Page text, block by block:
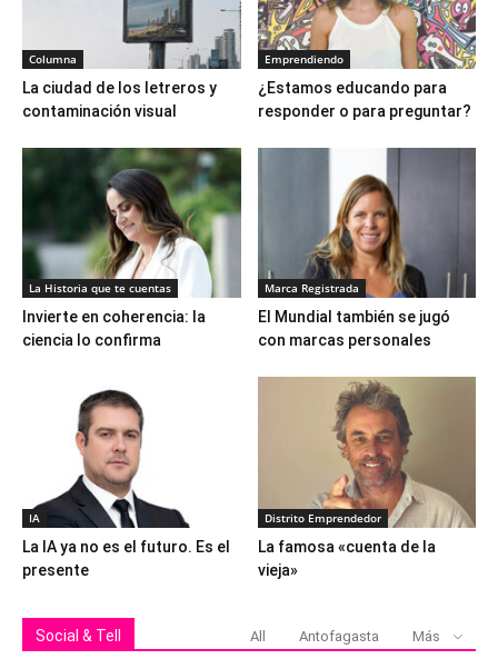
Columna
La ciudad de los letreros y
contaminación visual
Emprendiendo
¿Estamos educando para
responder o para preguntar?
La Historia que te cuentas
Invierte en coherencia: la
ciencia lo confirma
Marca Registrada
El Mundial también se jugó
con marcas personales
IA
La IA ya no es el futuro. Es el
presente
Distrito Emprendedor
La famosa «cuenta de la
vieja»
Social & Tell All Antofagasta Más